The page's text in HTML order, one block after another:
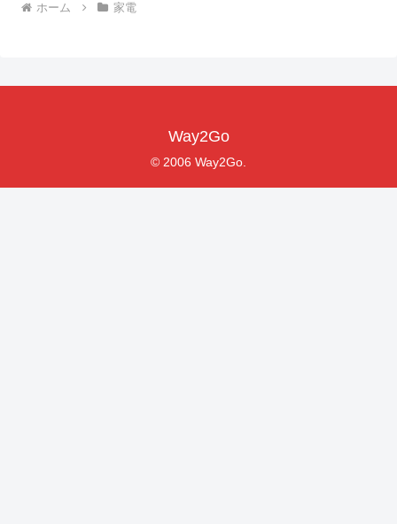
ホーム 家電
Way2Go
© 2006 Way2Go.